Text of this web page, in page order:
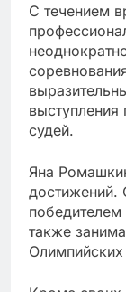
С течением
выступления
судей.
Яна
достижений.
также
Олимпийских